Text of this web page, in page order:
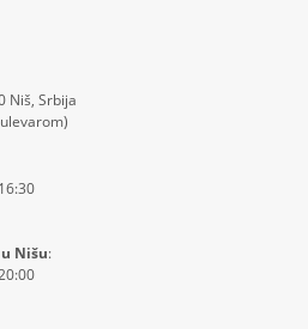
Niš, Srbija
Nišu: